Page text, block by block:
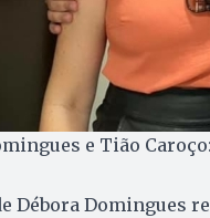
e Tião
Débora Domingues